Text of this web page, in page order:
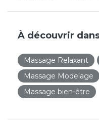
À découvrir
Massage Relaxant
Massage Modelage
Massage bien-être